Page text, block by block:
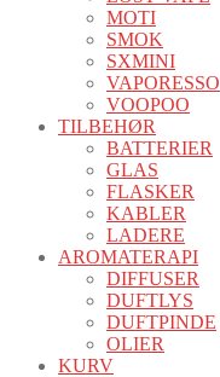
MOTI
SMOK
SXMINI
VAPORESSO
VOOPOO
TILBEHØR
BATTERIER
GLAS
FLASKER
KABLER
LADERE
AROMATERAPI
DIFFUSER
DUFTLYS
DUFTPINDE
OLIER
KURV